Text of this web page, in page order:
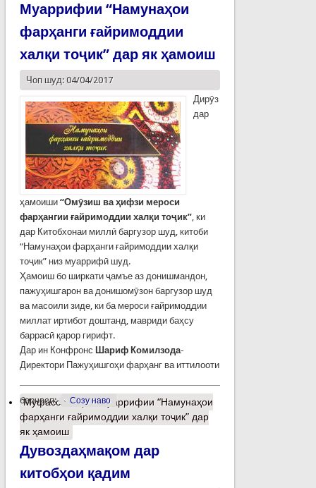
Муаррифии “Намунаҳои
фарҳанги ғайримоддии
халқи тоҷик” дар як ҳамоиш
Чоп шуд: 04/04/2017
Дирӯз
дар
ҳамоиши “Омӯзиш ва ҳифзи мероси
фарҳангии ғайримоддии халқи тоҷик”, ки
дар Китобхонаи миллӣ баргузор шуд, китоби
“Намунаҳои фарҳанги ғайримоддии халқи
тоҷик” низ муаррифӣ шуд.
Ҳамоиш бо ширкати ҷамъе аз донишмандон,
пажуҳишгарон ва донишомӯзон баргузор шуд
ва масоили зиде, ки ба мероси ғайримоддии
миллат иртибот доштанд, мавриди баҳсу
баррасӣ қарор гирифт.
Дар ин Конфронс Шариф Комилзода-
Директори Пажуҳишгоҳи фарҳанг ва иттилооти
барчасп: Созу наво
Муфассалтаро Муаррифии “Намунаҳои
фарҳанги ғайримоддии халқи тоҷик” дар
як ҳамоиш
Дувоздаҳмақом дар
китобҳои қадим